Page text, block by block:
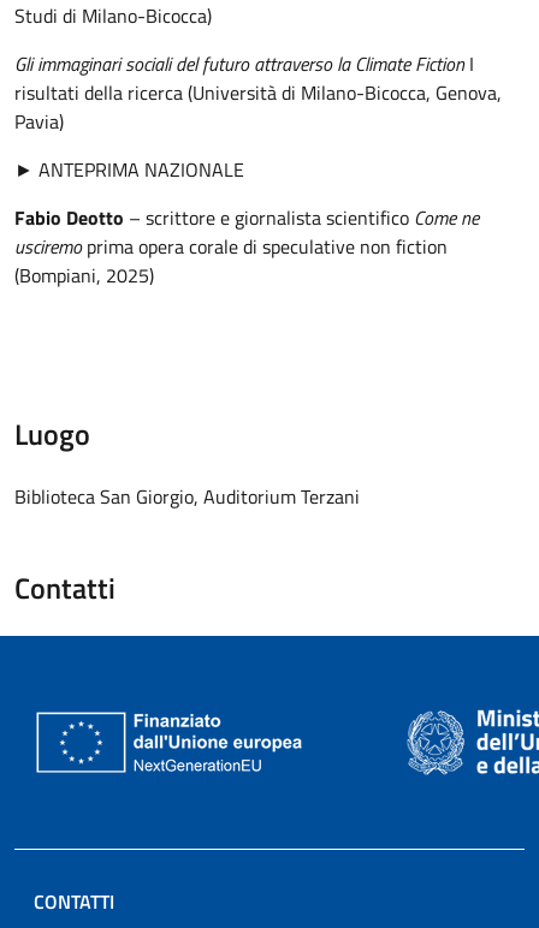
Studi di Milano-Bicocca)
Gli immaginari sociali del futuro attraverso la Climate FictionI
risultati della ricerca (Università di Milano-Bicocca, Genova,
Pavia)
► ANTEPRIMA NAZIONALE
Fabio Deotto – scrittore e giornalista scientifico Come ne
usciremoprima opera corale di speculative non fiction
(Bompiani, 2025)
Luogo
Biblioteca San Giorgio, Auditorium Terzani
Contatti
CONTATTI